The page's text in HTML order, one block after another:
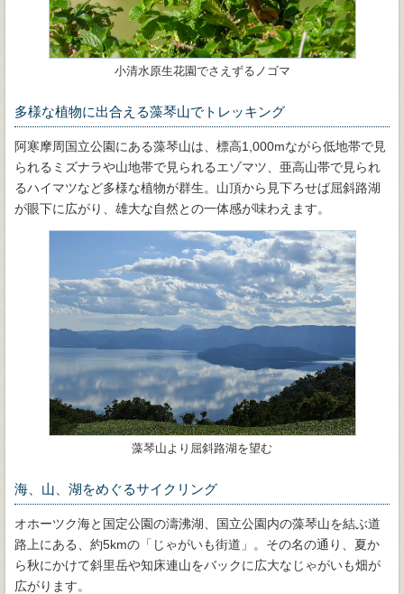
小清水原生花園でさえずるノゴマ
多様な植物に出合える藻琴山でトレッキング
阿寒摩周国立公園にある藻琴山は、標高1,000mながら低地帯で見
られるミズナラや山地帯で見られるエゾマツ、亜高山帯で見られ
るハイマツなど多様な植物が群生。山頂から見下ろせば屈斜路湖
が眼下に広がり、雄大な自然との一体感が味わえます。
藻琴山より屈斜路湖を望む
海、山、湖をめぐるサイクリング
オホーツク海と国定公園の濤沸湖、国立公園内の藻琴山を結ぶ道
路上にある、約5kmの「じゃがいも街道」。その名の通り、夏か
ら秋にかけて斜里岳や知床連山をバックに広大なじゃがいも畑が
広がります。